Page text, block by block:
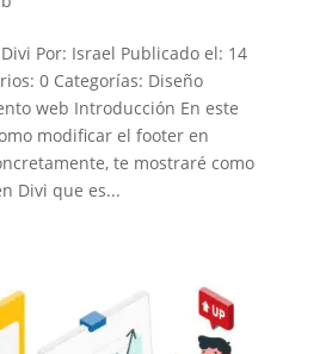
Por: Israel Publicado el: 14
0 Categorías: Diseño
web Introducción En este
modificar el footer en
te mostraré como
Divi que es...